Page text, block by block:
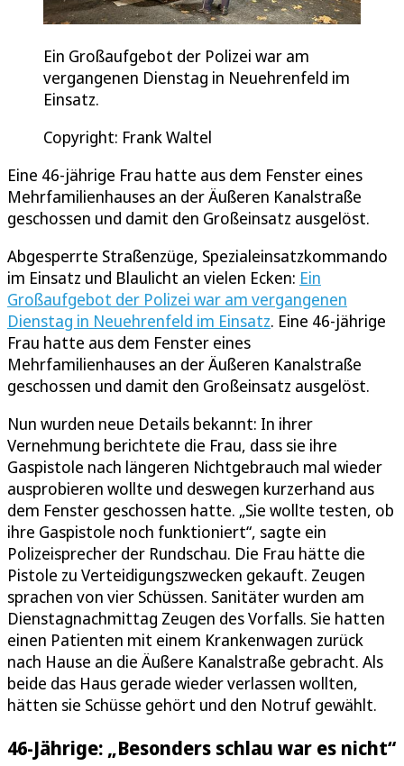
Ein Großaufgebot der Polizei war am
vergangenen Dienstag in Neuehrenfeld im
Einsatz.
Copyright: Frank Waltel
Eine 46-jährige Frau hatte aus dem Fenster eines
Mehrfamilienhauses an der Äußeren Kanalstraße
geschossen und damit den Großeinsatz ausgelöst.
Abgesperrte Straßenzüge, Spezialeinsatzkommando
im Einsatz und Blaulicht an vielen Ecken: Ein
Großaufgebot der Polizei war am vergangenen
Dienstag in Neuehrenfeld im Einsatz. Eine 46-jährige
Frau hatte aus dem Fenster eines
Mehrfamilienhauses an der Äußeren Kanalstraße
geschossen und damit den Großeinsatz ausgelöst.
Nun wurden neue Details bekannt: In ihrer
Vernehmung berichtete die Frau, dass sie ihre
Gaspistole nach längeren Nichtgebrauch mal wieder
ausprobieren wollte und deswegen kurzerhand aus
dem Fenster geschossen hatte. „Sie wollte testen, ob
ihre Gaspistole noch funktioniert“, sagte ein
Polizeisprecher der Rundschau. Die Frau hätte die
Pistole zu Verteidigungszwecken gekauft. Zeugen
sprachen von vier Schüssen. Sanitäter wurden am
Dienstagnachmittag Zeugen des Vorfalls. Sie hatten
einen Patienten mit einem Krankenwagen zurück
nach Hause an die Äußere Kanalstraße gebracht. Als
beide das Haus gerade wieder verlassen wollten,
hätten sie Schüsse gehört und den Notruf gewählt.
46-Jährige: „Besonders schlau war es nicht“